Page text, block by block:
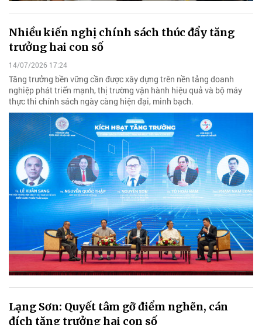
Nhiều kiến nghị chính sách thúc đẩy tăng
trưởng hai con số
14/07/2026 17:24
Tăng trưởng bền vững cần được xây dựng trên nền tảng doanh
nghiệp phát triển mạnh, thị trường vận hành hiệu quả và bộ máy
thực thi chính sách ngày càng hiện đại, minh bạch.
Lạng Sơn: Quyết tâm gỡ điểm nghẽn, cán
đích tăng trưởng hai con số